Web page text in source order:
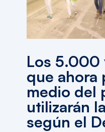
Los 5.000
que ahora
medio del
utilizarán
según el